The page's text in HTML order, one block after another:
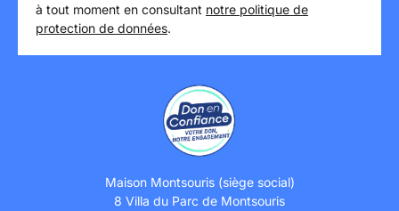
à tout moment en consultant notre politique de
protection de données.
Maison Montsouris (siège social)
8 Villa du Parc de Montsouris